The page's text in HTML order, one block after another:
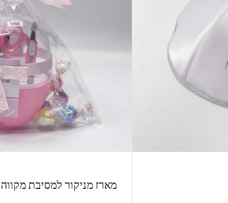
מארז מניקור למסיבת מקווה